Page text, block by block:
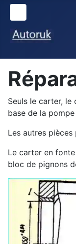
Seuls le carter, le
base de la
Les autres
Le carter en
bloc de pignons